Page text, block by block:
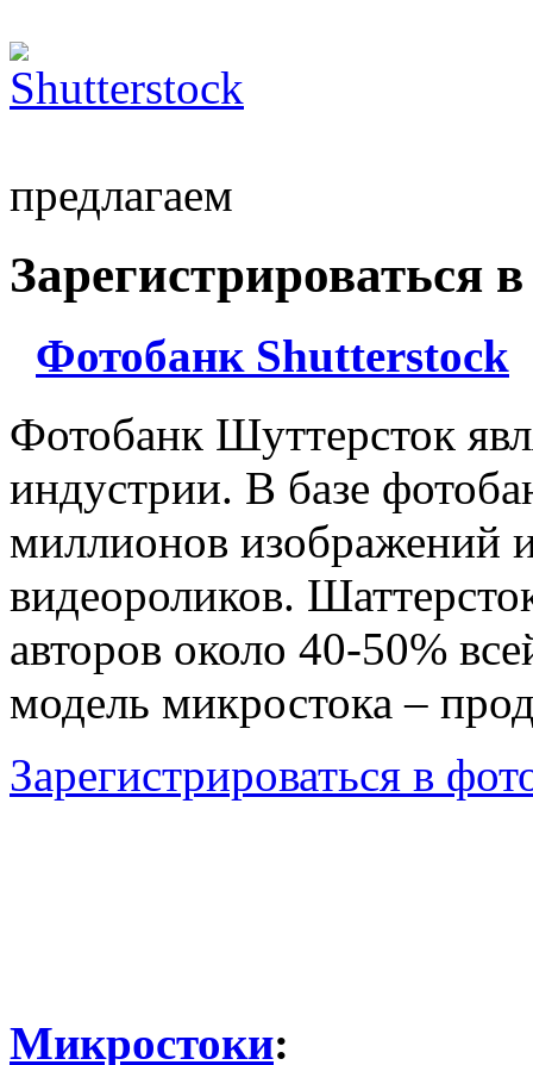
предлагаем
Зарегистрироваться
Фотобанк Shutterstock
Фотобанк Шуттерсток
индустрии. В базе
миллионов изображений
видеороликов.
авторов около 40-50%
модель микростока –
Зарегистрироваться в
Микростоки: